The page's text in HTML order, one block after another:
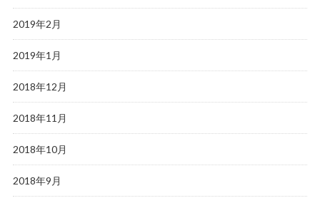
2019年2月
2019年1月
2018年12月
2018年11月
2018年10月
2018年9月